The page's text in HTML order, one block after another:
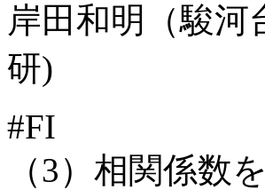
岸田和明（駿河
研)
#FI
（3）相関係数